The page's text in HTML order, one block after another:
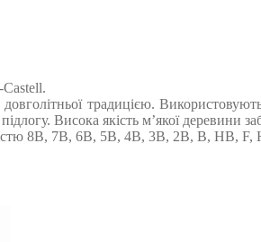
довголітньої традицією.
Висока якість м’якої деревини
8B, 7B, 6B, 5B, 4B, 3B, 2B, B, HB, F,